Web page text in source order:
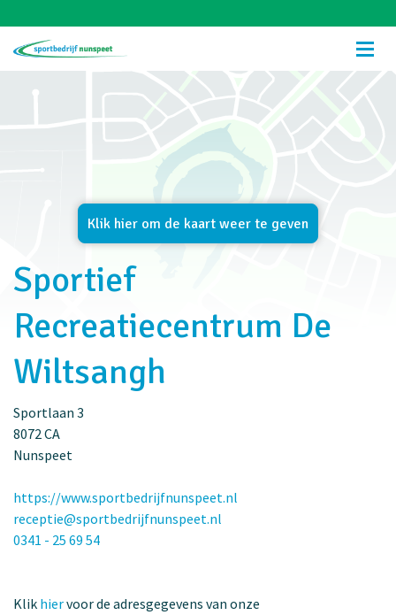
Sportief
Recreatiecentrum De
Wiltsangh
Sportlaan 3
8072 CA
Nunspeet
https://www.sportbedrijfnunspeet.nl
receptie@sportbedrijfnunspeet.nl
0341 - 25 69 54
Klik hiervoor de adresgegevens van onze